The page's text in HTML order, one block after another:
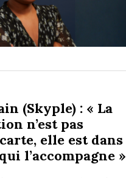
(Skyple) : « La
n’est pas
elle est dans
l’accompagne »